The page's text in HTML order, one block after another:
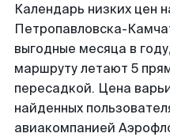
Календарь низких цен
Петропавловска-
выгодные месяца в
маршруту летают 5
пересадкой. Цена
найденных
авиакомпанией